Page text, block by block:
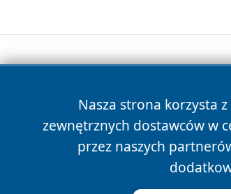
Nasza strona korzysta
zewnętrznych dostawców w
przez naszych